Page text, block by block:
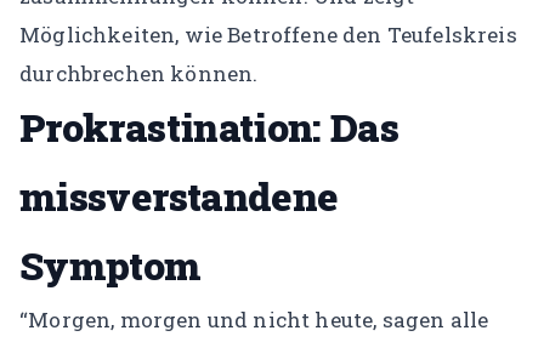
Möglichkeiten, wie Betroffene den Teufelskreis
durchbrechen können.
Prokrastination: Das
missverstandene
Symptom
“Morgen, morgen und nicht heute, sagen alle